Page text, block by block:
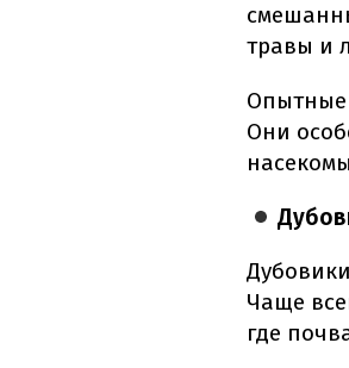
травы и
Опытные
Они
Чаще
где